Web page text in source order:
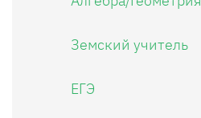
Земский учитель
ЕГЭ